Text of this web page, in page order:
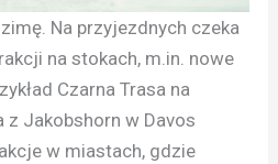
Na przyjezdnych czeka
na stokach, m.in. nowe
Czarna Trasa na
z Jakobshorn w Davos
w miastach, gdzie